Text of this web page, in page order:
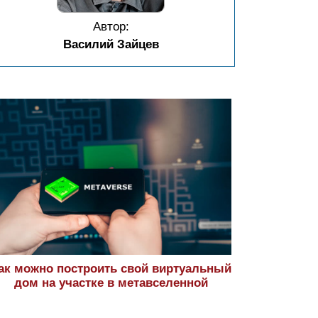
Автор:
Василий Зайцев
можно построить свой виртуальный
дом на участке в метавселенной